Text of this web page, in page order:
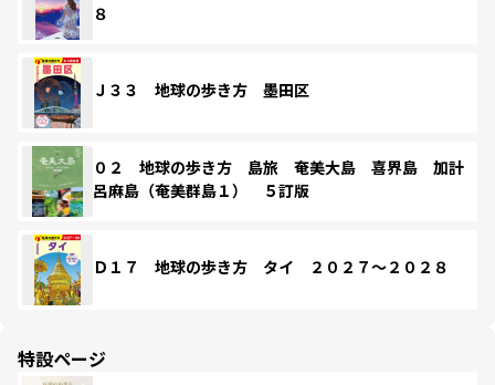
８
Ｊ３３ 地球の歩き方 墨田区
０２ 地球の歩き方 島旅 奄美大島 喜界島 加計
呂麻島（奄美群島１） ５訂版
Ｄ１７ 地球の歩き方 タイ ２０２７～２０２８
特設ページ